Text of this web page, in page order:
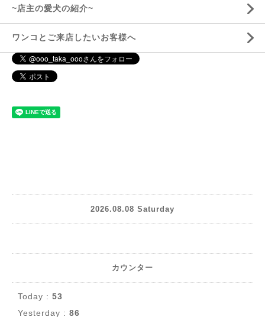
~店主の愛犬の紹介~
ワンコとご来店したいお客様へ
2026.08.08 Saturday
カウンター
Today : 53
Yesterday : 86